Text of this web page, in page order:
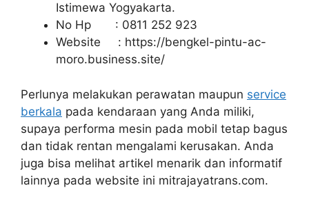
Istimewa Yogyakarta.
No Hp : 0811 252 923
Website : https://bengkel-pintu-ac-
moro.business.site/
Perlunya melakukan perawatan maupun service
berkala pada kendaraan yang Anda miliki,
supaya performa mesin pada mobil tetap bagus
dan tidak rentan mengalami kerusakan. Anda
juga bisa melihat artikel menarik dan informatif
lainnya pada website ini mitrajayatrans.com.